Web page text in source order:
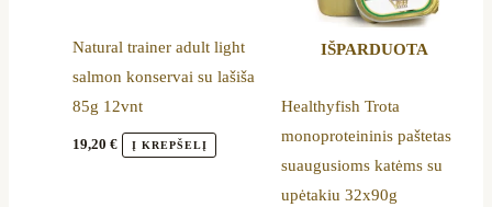
Natural trainer adult light
salmon konservai su lašiša
85g 12vnt
19,20€ Į KREPŠELĮ
IŠPARDUOTA
Healthyfish Trota
monoproteininis paštetas
suaugusioms katėms su
upėtakiu 32x90g